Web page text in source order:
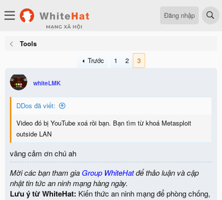
Đăng nhập
Tools
Trước
1 2 3
whiteLMK
DDos đã viết:
Video đó bị YouTube xoá rồi bạn. Bạn tìm từ khoá Metasploit
outside LAN
vâng cảm ơn chú ah
Mời các bạn tham gia Group WhiteHatđể thảo luận và cập
nhật tin tức an ninh mạng hàng ngày.
Lưu ý từ WhiteHat: Kiến thức an ninh mạng để phòng chống,